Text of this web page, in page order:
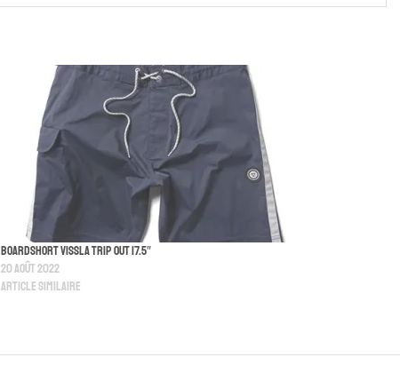
Boardshort Vissla Trip Out 17.5″
20 août 2022
Article similaire